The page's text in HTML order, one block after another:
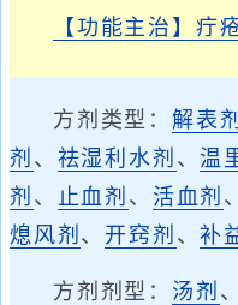
【功能主治】 疔
方剂类型： 解表剂
剂 、 祛湿利水剂 、温
剂 、 止血剂 、 活血剂 、
熄风剂 、 开窍剂 、补
方剂剂型： 汤剂 、